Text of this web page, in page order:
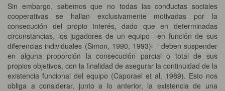
Sin embargo, sabemos que no todas las conductas sociales
cooperativas se hallan exclusivamente motivadas por la
consecución del propio interés, dado que en determinadas
circunstancias, los jugadores de un equipo –en función de sus
diferencias individuales (Simon, 1990, 1993)— deben suspender
en alguna proporción la consecución parcial o total de sus
propios objetivos, con la finalidad de asegurar la continuidad de la
existencia funcional del equipo (Caporael et al, 1989). Esto nos
obliga a considerar, junto a lo anterior, la existencia de una